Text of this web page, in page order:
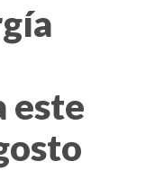
este